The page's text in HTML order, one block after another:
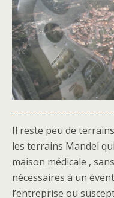
Il reste peu de
les terrains Mandel
maison médicale ,
nécessaires à un
l’entreprise ou